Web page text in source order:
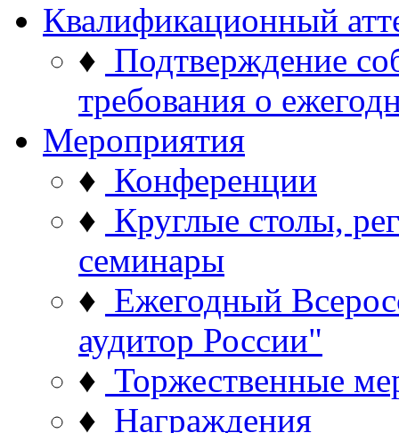
Квалификационный
♦ Подтверждение
требования о
Мероприятия
♦ Конференции
♦ Круглые столы,
семинары
♦ Ежегодный
аудитор России"
♦ Торжественные
♦ Награждения